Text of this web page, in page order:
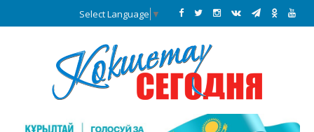
Select Language ▼